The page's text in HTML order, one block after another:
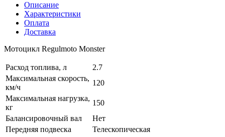
Описание
Характеристики
Оплата
Доставка
Мотоцикл Regulmoto Monster
Расход топлива, л
2.7
Максимальная скорость,
км/ч
120
Максимальная нагрузка,
кг
150
Балансировочный вал
Нет
Передняя подвеска
Телескопическая